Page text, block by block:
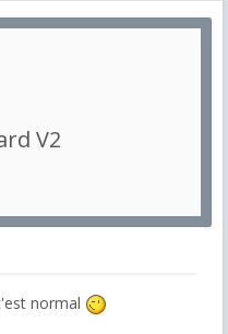
V2
normal